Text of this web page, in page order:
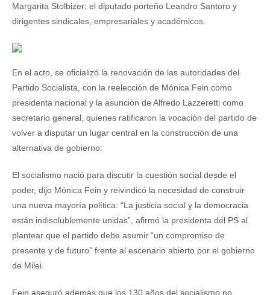
Margarita Stolbizer; el diputado porteño Leandro Santoro y
dirigentes sindicales, empresariales y académicos.
En el acto, se oficializó la renovación de las autoridades del
Partido Socialista, con la reelección de Mónica Fein como
presidenta nacional y la asunción de Alfredo Lazzeretti como
secretario general, quienes ratificaron la vocación del partido de
volver a disputar un lugar central en la construcción de una
alternativa de gobierno:
El socialismo nació para discutir la cuestión social desde el
poder, dijo Mónica Fein y reivindicó la necesidad de construir
una nueva mayoría política: “La justicia social y la democracia
están indisolublemente unidas”, afirmó la presidenta del PS al
plantear que el partido debe asumir “un compromiso de
presente y de futuro” frente al escenario abierto por el gobierno
de Milei.
Fein aseguró además que los 130 años del socialismo no